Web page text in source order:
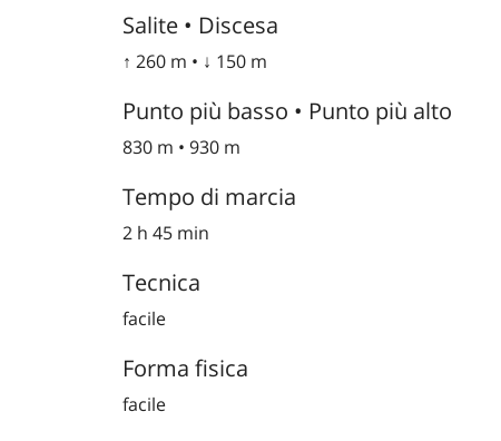
Salite • Discesa
↑ 260 m • ↓ 150 m
Punto più basso • Punto più alto
830 m • 930 m
Tempo di marcia
2 h 45 min
Tecnica
facile
Forma fisica
facile